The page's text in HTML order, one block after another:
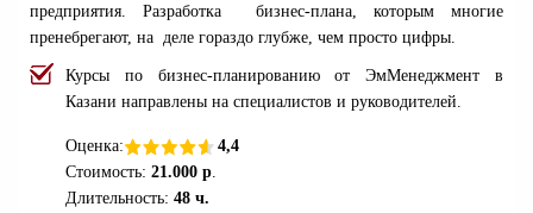
предприятия. Разработка бизнес-плана, которым многие
пренебрегают, на деле гораздо глубже, чем просто цифры.
Курсы по бизнес-планированию от ЭмМенеджмент в
Казани направлены на специалистов и руководителей.
Оценка:
4,4
Стоимость: 21.000 р
Длительность: 48 ч.